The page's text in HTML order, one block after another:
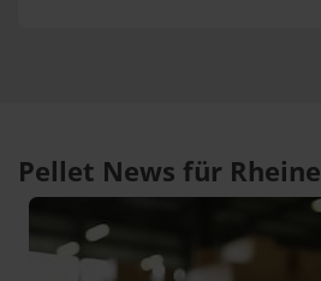
Pellet News für Rheine